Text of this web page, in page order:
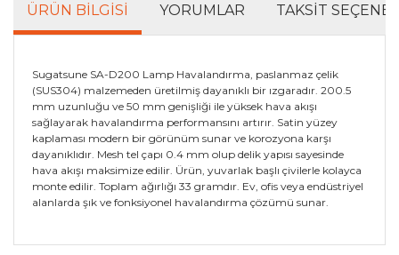
ÜRÜN BILGISI YORUMLAR TAKSIT
Sugatsune SA-D200 Lamp Havalandırma, paslanmaz çelik
(SUS304) malzemeden üretilmiş dayanıklı bir ızgaradır. 200.5
mm uzunluğu ve 50 mm genişliği ile yüksek hava akışı
sağlayarak havalandırma performansını artırır. Satin yüzey
kaplaması modern bir görünüm sunar ve korozyona karşı
dayanıklıdır. Mesh tel çapı 0.4 mm olup delik yapısı sayesinde
hava akışı maksimize edilir. Ürün, yuvarlak başlı çivilerle kolayca
monte edilir. Toplam ağırlığı 33 gramdır. Ev, ofis veya endüstriyel
alanlarda şık ve fonksiyonel havalandırma çözümü sunar.
Bu ürünün fiyat bilgisi, resim, ürün açıklamalarında ve